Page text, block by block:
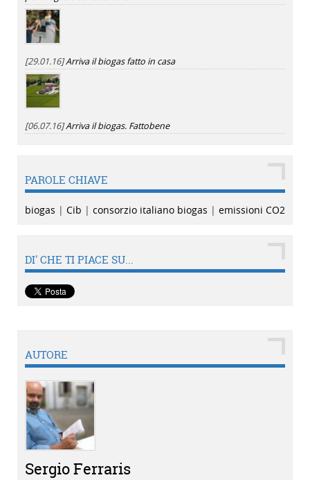
[29.01.16]Arriva il biogas fatto in casa
[06.07.16]Arriva il biogas. Fattobene
PAROLE CHIAVE
biogas | Cib | consorzio italiano biogas | emissioni CO2
DI' CHE TI PIACE SU...
AUTORE
Sergio Ferraris